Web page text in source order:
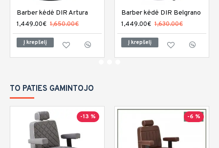
Barber kėdė DIR Artura
1,449.00€ 1,650.00€
Į krepšelį
Barber kėdė DIR Belgrano
1,449.00€ 1,630.00€
Į krepšelį
TO PATIES GAMINTOJO
-13 % -6 %